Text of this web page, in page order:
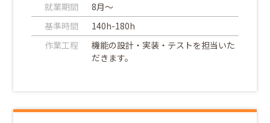
就業期間
8月～
基準時間
140h-180h
作業工程
機能の設計・実装・テストを担当いた
だきます。